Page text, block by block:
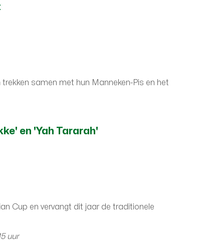
samen met hun Manneken-Pis en het
en 'Yah Tararah'
Cup en vervangt dit jaar de traditionele
uur